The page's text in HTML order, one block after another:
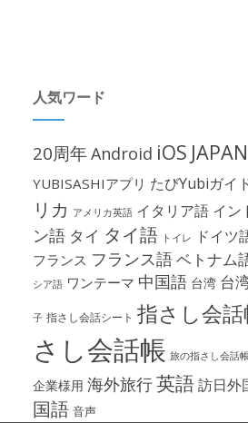
人気ワード
20周年Android iOS JAPAN
YUBISASHIアプリ たびYubiガイ
リカ アメリカ英語 イタリア語 イン
ン語 タイ タイ語 トイレ ドイツ
フランス フランス語ベトナム
シア語 ワンテーマ 中国語 台湾 台
子 指さし会話シート 指さし会話
さし会話帳 旅の指さし会話
企業様用 海外旅行英語訪日外
国語 音声